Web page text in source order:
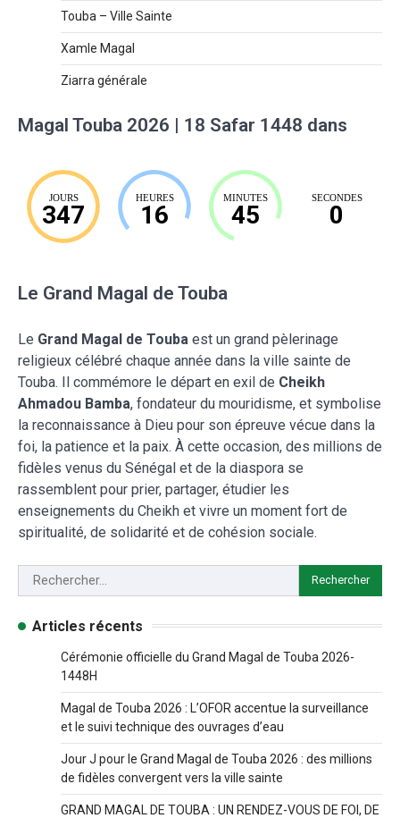
Touba – Ville Sainte
Xamle Magal
Ziarra générale
Magal Touba 2026 | 18 Safar 1448 dans
JOURS
347
HEURES
16
MINUTES
44
SECONDES
59
Le Grand Magal de Touba
Le Grand Magal de Touba est un grand pèlerinage
religieux célébré chaque année dans la ville sainte de
Touba. Il commémore le départ en exil de Cheikh
Ahmadou Bamba, fondateur du mouridisme, et symbolise
la reconnaissance à Dieu pour son épreuve vécue dans la
foi, la patience et la paix. À cette occasion, des millions de
fidèles venus du Sénégal et de la diaspora se
rassemblent pour prier, partager, étudier les
enseignements du Cheikh et vivre un moment fort de
spiritualité, de solidarité et de cohésion sociale.
Articles récents
Cérémonie officielle du Grand Magal de Touba 2026-
1448H
Magal de Touba 2026 : L’OFOR accentue la surveillance
et le suivi technique des ouvrages d’eau
Jour J pour le Grand Magal de Touba 2026 : des millions
de fidèles convergent vers la ville sainte
GRAND MAGAL DE TOUBA : UN RENDEZ-VOUS DE FOI, DE